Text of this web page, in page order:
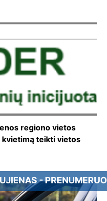
regiono vietos
teikti vietos